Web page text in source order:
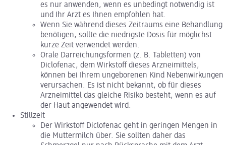
es nur anwenden, wenn es unbedingt notwendig ist
und Ihr Arzt es Ihnen empfohlen hat.
Wenn Sie während dieses Zeitraums eine Behandlung
benötigen, sollte die niedrigste Dosis für möglichst
kurze Zeit verwendet werden.
Orale Darreichungsformen (z. B. Tabletten) von
Diclofenac, dem Wirkstoff dieses Arzneimittels,
können bei Ihrem ungeborenen Kind Nebenwirkungen
verursachen. Es ist nicht bekannt, ob für dieses
Arzneimittel das gleiche Risiko besteht, wenn es auf
der Haut angewendet wird.
Stillzeit
Der Wirkstoff Diclofenac geht in geringen Mengen in
die Muttermilch über. Sie sollten daher das